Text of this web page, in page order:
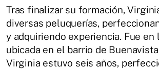
Tras finalizar su formación,
diversas peluquerías,
y adquiriendo experiencia. Fue en
ubicada en el barrio de
Virginia estuvo seis años,